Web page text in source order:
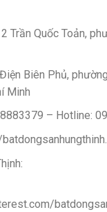
Trần Quốc Toản,
Biên Phủ,
Minh
– Hotline: